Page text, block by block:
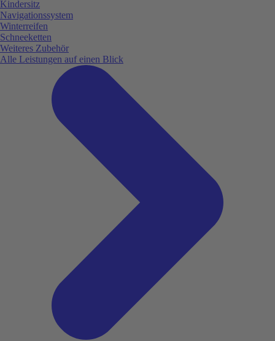
Kindersitz
Navigationssystem
Winterreifen
Schneeketten
Weiteres Zubehör
Alle Leistungen auf einen Blick